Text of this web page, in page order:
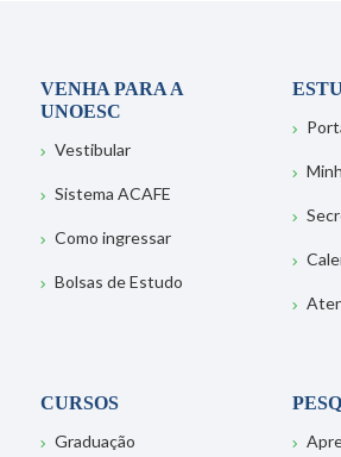
VENHA PARA A
UNOESC
Vestibular
Sistema ACAFE
Como ingressar
Bolsas de Estudo
CURSOS
Graduação